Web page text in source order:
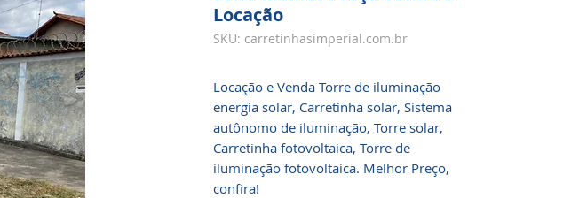
Locação
SKU: carretinhasimperial.com.br
Locação e Venda Torre de iluminação
energia solar, Carretinha solar, Sistema
autônomo de iluminação, Torre solar,
Carretinha fotovoltaica, Torre de
iluminação fotovoltaica. Melhor Preço,
confira!